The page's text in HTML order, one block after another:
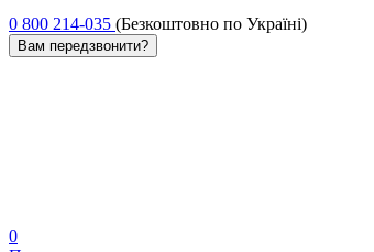
0 800 214-035 (Безкоштовно по Україні)
Вам передзвонити?
0